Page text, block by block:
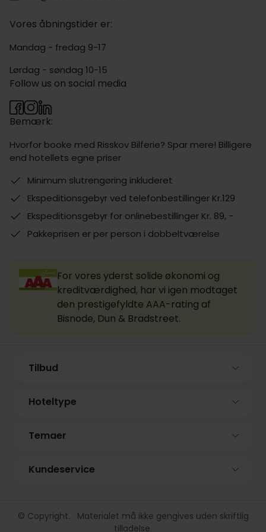
Vores åbningstider er:
Mandag - fredag 9-17
Lørdag - søndag 10-15
Bemærk:
Hvorfor booke med Risskov Bilferie? Spar mere! Billigere
end hotellets egne priser
Minimum slutrengøring inkluderet
Ekspeditionsgebyr ved telefonbestillinger Kr.129
Ekspeditionsgebyr for onlinebestillinger Kr. 89, -
Pakkeprisen er per person i dobbeltværelse
Follow us on social media
For vores yderst solide økonomi og
kreditværdighed, har vi igen modtaget
den prestigefyldte AAA-rating af
Bisnode, Dun & Bradstreet.
Tilbud
Hoteltype
Temaer
Kundeservice
© Copyright. Materialet må ikke gengives uden skriftlig
tilladelse.